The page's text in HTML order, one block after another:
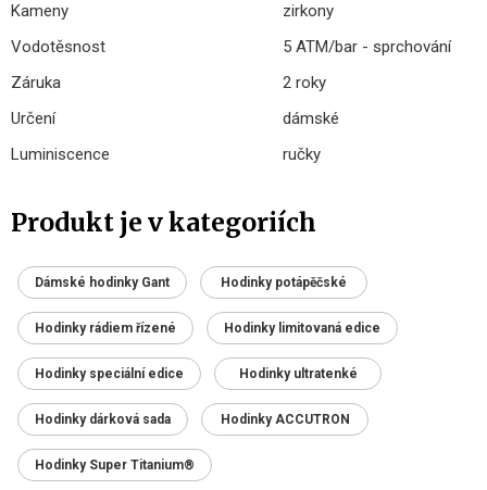
Kameny
zirkony
Vodotěsnost
5 ATM/bar - sprchování
Záruka
2 roky
Určení
dámské
Luminiscence
ručky
Produkt je v kategoriích
Dámské hodinky Gant Hodinky potápěčské
Hodinky rádiem řízené Hodinky limitovaná edice
Hodinky speciální edice Hodinky ultratenké
Hodinky dárková sada Hodinky ACCUTRON
Hodinky Super Titanium®